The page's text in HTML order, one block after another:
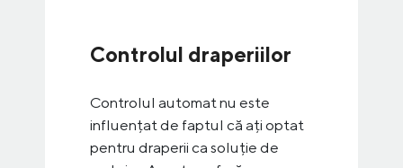
Controlul draperiilor
Controlul automat nu este
influențat de faptul că ați optat
pentru draperii ca soluție de